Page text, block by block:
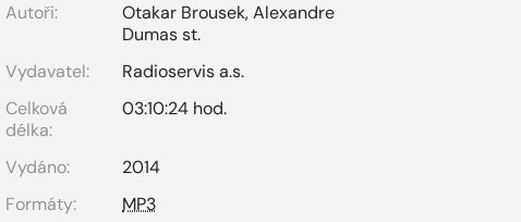
Autoři: Otakar Brousek,Alexandre
Dumas st.
Vydavatel:
Radioservis a.s.
Celková
délka:
03:10:24 hod.
Vydáno:
2014
Formáty:
MP3